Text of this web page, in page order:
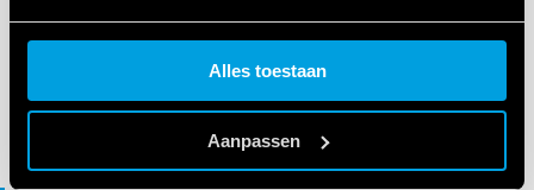
Cookie policy.
Alles toestaan
Aanpassen
DoC 56 Series
EN|| .PDF